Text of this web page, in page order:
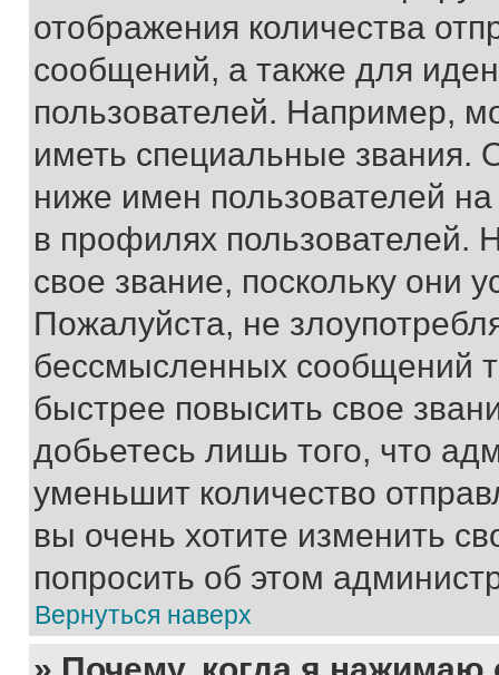
отображения количества
сообщений, а также для
пользователей. Например,
иметь специальные звания.
ниже имен пользователей
в профилях
свое звание, поскольку они
Пожалуйста, не
бессмысленных сообщений
быстрее повысить свое
добьетесь лишь того, что
уменьшит количество
вы очень хотите изменить
попросить об этом
Вернуться наверх